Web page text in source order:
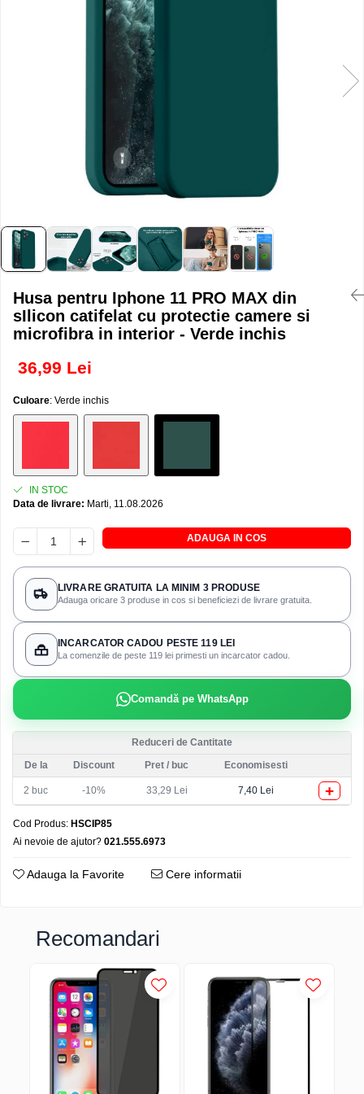
Husa pentru Iphone 11 PRO MAX din
sIlicon catifelat cu protectie camere si
microfibra in interior - Verde inchis
36,99 Lei
Culoare: Verde inchis
IN STOC
Data de livrare: Marti, 11.08.2026
ADAUGA IN COS
LIVRARE GRATUITA LA MINIM 3 PRODUSE
Adauga oricare 3 produse in cos si beneficiezi de livrare gratuita.
INCARCATOR CADOU PESTE 119 LEI
La comenzile de peste 119 lei primesti un incarcator cadou.
Comandă pe WhatsApp
Reduceri de Cantitate
De la
Discount Pret / buc Economisesti
2 buc -10% 33,29 Lei 7,40 Lei +
Cod Produs: HSCIP85
Ai nevoie de ajutor? 021.555.6973
Adauga la Favorite Cere informatii
Recomandari